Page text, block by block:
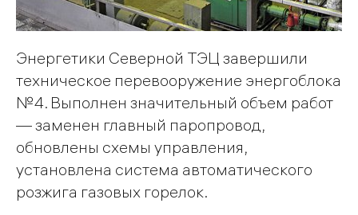
Энергетики Северной ТЭЦ завершили
техническое перевооружение энергоблока
№4. Выполнен значительный объем работ
— заменен главный паропровод,
обновлены схемы управления,
установлена система автоматического
розжига газовых горелок.